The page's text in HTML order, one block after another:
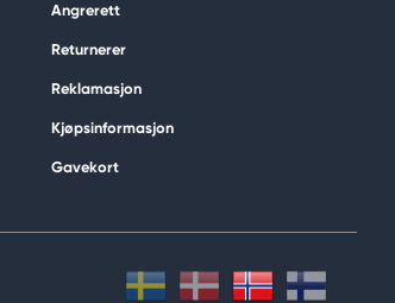
Angrerett
Returnerer
Reklamasjon
Kjøpsinformasjon
Gavekort